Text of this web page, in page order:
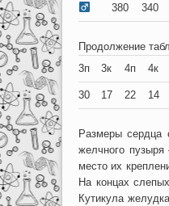
380 340
Продолжение
3п
3к 4п 4к
30 17 22 14
Размеры сердца
желчного
место их
На концах
Кутикула